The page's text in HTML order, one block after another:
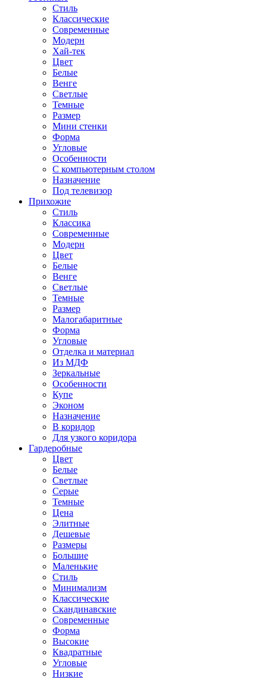
Стиль
Классические
Современные
Модерн
Хай-тек
Цвет
Белые
Венге
Светлые
Темные
Размер
Мини стенки
Форма
Угловые
Особенности
С компьютерным столом
Назначение
Под телевизор
Прихожие
Стиль
Классика
Современные
Модерн
Цвет
Белые
Венге
Светлые
Темные
Размер
Малогабаритные
Форма
Угловые
Отделка и материал
Из МДФ
Зеркальные
Особенности
Купе
Эконом
Назначение
В коридор
Для узкого коридора
Гардеробные
Цвет
Белые
Светлые
Серые
Темные
Цена
Элитные
Дешевые
Размеры
Большие
Маленькие
Стиль
Минимализм
Классические
Скандинавские
Современные
Форма
Высокие
Квадратные
Угловые
Низкие